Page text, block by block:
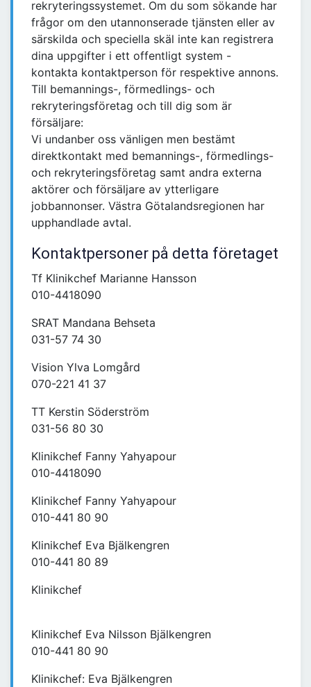
rekryteringssystemet. Om du som sökande har
frågor om den utannonserade tjänsten eller av
särskilda och speciella skäl inte kan registrera
dina uppgifter i ett offentligt system -
kontakta kontaktperson för respektive annons.
Till bemannings-, förmedlings- och
rekryteringsföretag och till dig som är
försäljare:
Vi undanber oss vänligen men bestämt
direktkontakt med bemannings-, förmedlings-
och rekryteringsföretag samt andra externa
aktörer och försäljare av ytterligare
jobbannonser. Västra Götalandsregionen har
upphandlade avtal.
Kontaktpersoner på detta företaget
Tf Klinikchef Marianne Hansson
010-4418090
SRAT Mandana Behseta
031-57 74 30
Vision Ylva Lomgård
070-221 41 37
TT Kerstin Söderström
031-56 80 30
Klinikchef Fanny Yahyapour
010-4418090
Klinikchef Fanny Yahyapour
010-441 80 90
Klinikchef Eva Bjälkengren
010-441 80 89
Klinikchef
Klinikchef Eva Nilsson Bjälkengren
010-441 80 90
Klinikchef: Eva Bjälkengren